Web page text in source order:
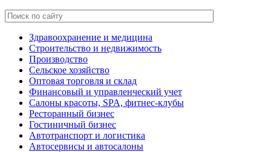
Здравоохранение и медицина
Строительство и недвижимость
Производство
Сельское хозяйство
Оптовая торговля и склад
Финансовый и управленческий учет
Салоны красоты, SPA, фитнес-клубы
Ресторанный бизнес
Гостиничный бизнес
Автотранспорт и логистика
Автосервисы и автосалоны